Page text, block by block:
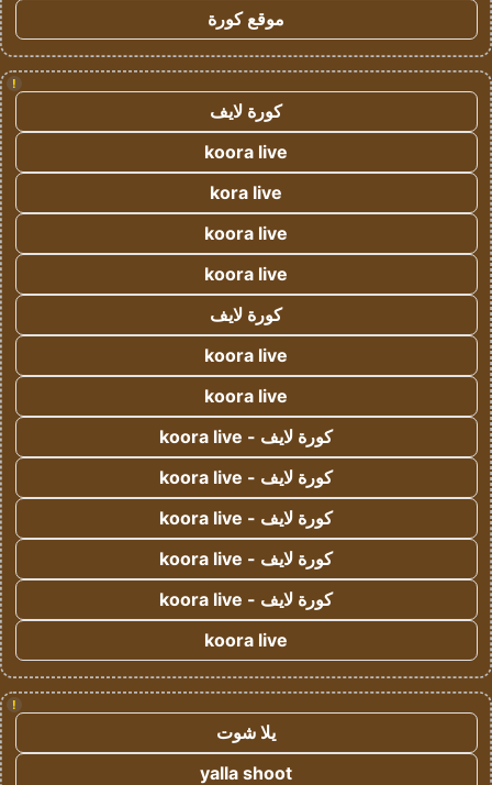
موقع كورة
!
كورة لايف
koora live
kora live
koora live
koora live
كورة لايف
koora live
koora live
كورة لايف - koora live
كورة لايف - koora live
كورة لايف - koora live
كورة لايف - koora live
كورة لايف - koora live
koora live
!
يلا شوت
yalla shoot